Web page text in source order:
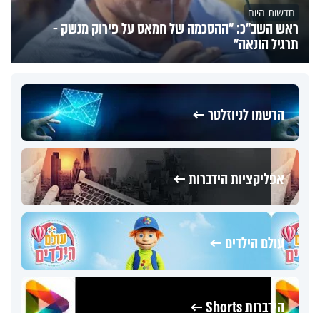
חדשות היום
ראש השב"כ: "ההסכמה של חמאס על פירוק מנשק -
תרגיל הונאה"
הרשמו לניוזלטר ←
אפליקציות הידברות ←
עולם הילדים ←
הידברות Shorts ←